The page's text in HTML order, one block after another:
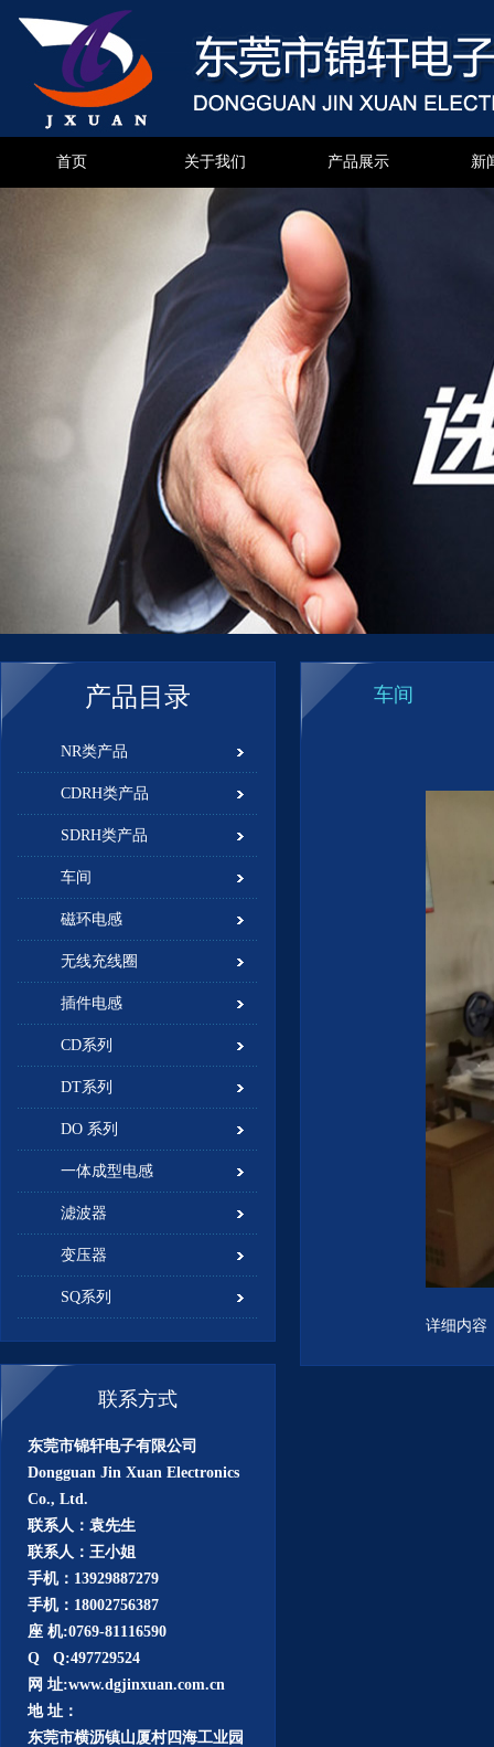
首页 关于我们 产品展示 新
产品目录
NR类产品
CDRH类产品
SDRH类产品
车间
磁环电感
无线充线圈
插件电感
CD系列
DT系列
DO 系列
一体成型电感
滤波器
变压器
SQ系列
联系方式
东莞市锦轩电子有限公司
Dongguan Jin Xuan Electronics
Co., Ltd.
联系人：袁先生
联系人：王小姐
手机：13929887279
手机：18002756387
座 机:0769-81116590
Q Q:497729524
网 址:www.dgjinxuan.com.cn
地 址：
东莞市横沥镇山厦村四海工业园
车间
详细内容